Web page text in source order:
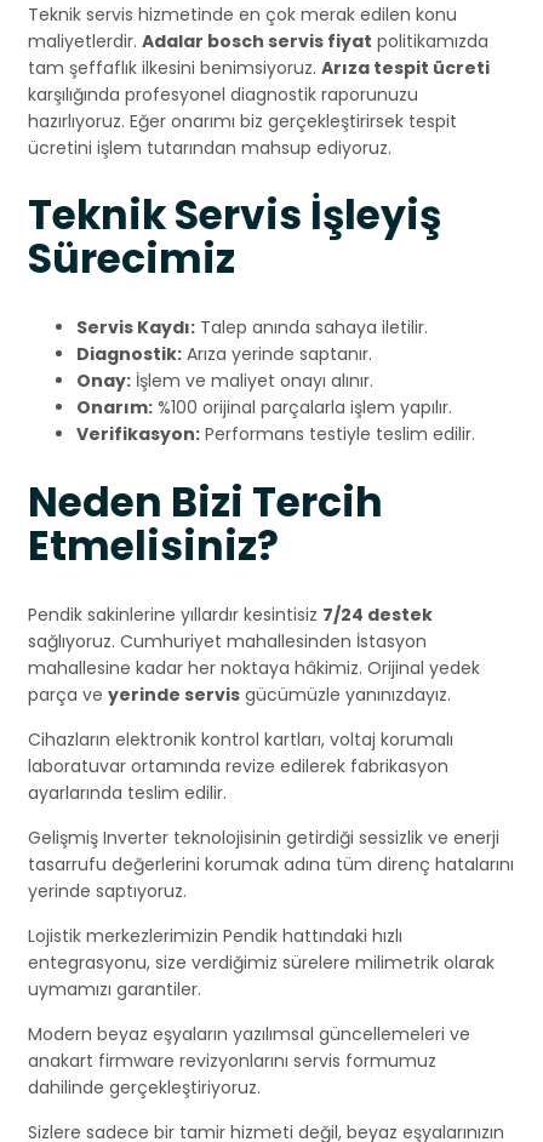
Teknik servis hizmetinde en çok merak edilen konu
maliyetlerdir. Adalar bosch servis fiyat politikamızda
tam şeffaflık ilkesini benimsiyoruz. Arıza tespit ücreti
karşılığında profesyonel diagnostik raporunuzu
hazırlıyoruz. Eğer onarımı biz gerçekleştirirsek tespit
ücretini işlem tutarından mahsup ediyoruz.
Teknik Servis İşleyiş
Sürecimiz
Servis Kaydı: Talep anında sahaya iletilir.
Diagnostik: Arıza yerinde saptanır.
Onay: İşlem ve maliyet onayı alınır.
Onarım: %100 orijinal parçalarla işlem yapılır.
Verifikasyon: Performans testiyle teslim edilir.
Neden Bizi Tercih
Etmelisiniz?
Pendik sakinlerine yıllardır kesintisiz 7/24 destek
sağlıyoruz. Cumhuriyet mahallesinden İstasyon
mahallesine kadar her noktaya hâkimiz. Orijinal yedek
parça ve yerinde servis gücümüzle yanınızdayız.
Cihazların elektronik kontrol kartları, voltaj korumalı
laboratuvar ortamında revize edilerek fabrikasyon
ayarlarında teslim edilir.
Gelişmiş Inverter teknolojisinin getirdiği sessizlik ve enerji
tasarrufu değerlerini korumak adına tüm direnç hatalarını
yerinde saptıyoruz.
Lojistik merkezlerimizin Pendik hattındaki hızlı
entegrasyonu, size verdiğimiz sürelere milimetrik olarak
uymamızı garantiler.
Modern beyaz eşyaların yazılımsal güncellemeleri ve
anakart firmware revizyonlarını servis formumuz
dahilinde gerçekleştiriyoruz.
Sizlere sadece bir tamir hizmeti değil, beyaz eşyalarınızın